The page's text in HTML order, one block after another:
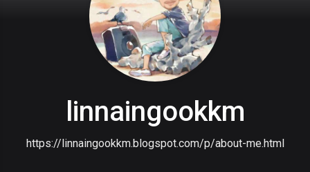
linnaingookkm
https://linnaingookkm.blogspot.com/p/about-me.html